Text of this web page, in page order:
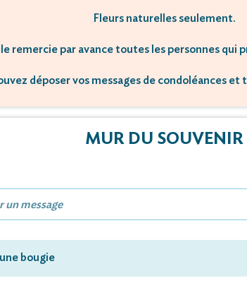
Fleurs naturelles seulement.
remercie par avance toutes les personnes qui
déposer vos messages de condoléances et
MUR DU SOUVENIR
bougie